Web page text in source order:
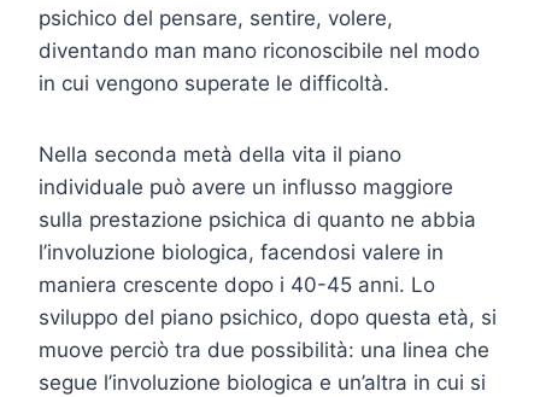
psichico del pensare, sentire, volere,
diventando man mano riconoscibile nel modo
in cui vengono superate le difficoltà.
Nella seconda metà della vita il piano
individuale può avere un influsso maggiore
sulla prestazione psichica di quanto ne abbia
l’involuzione biologica, facendosi valere in
maniera crescente dopo i 40-45 anni. Lo
sviluppo del piano psichico, dopo questa età, si
muove perciò tra due possibilità: una linea che
segue l’involuzione biologica e un’altra in cui si